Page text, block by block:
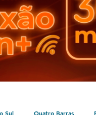
Sul Quatro Barras